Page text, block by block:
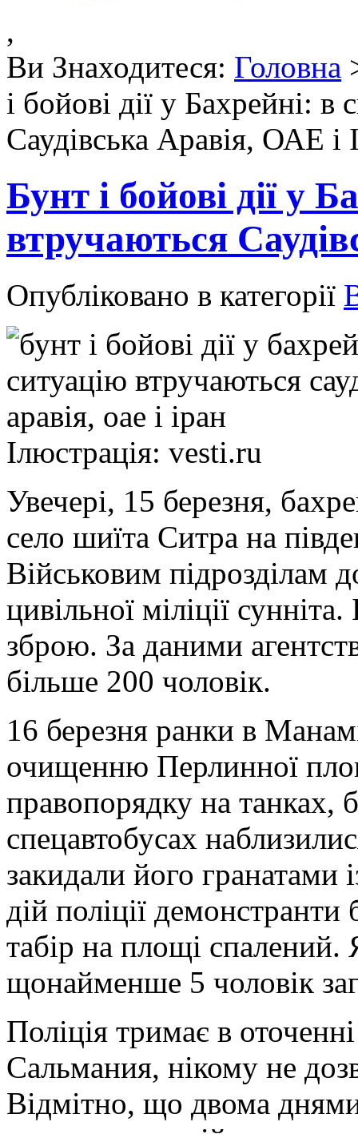
,
Ви Знаходитеся: Головна
і бойові дії у Бахрейні: в
Саудівська Аравія, ОАЕ і
Бунт і бойові дії у
втручаються
Опубліковано в категорії
Ілюстрація: vesti.ru
Увечері, 15 березня,
село шиїта Ситра на
Військовим підрозділам
цивільної міліції
зброю. За даними
більше 200 чоловік.
16 березня ранки в
очищенню Перлинної
правопорядку на танках,
спецавтобусах
закидали його гранатами
дій поліції демонстранти
табір на площі
щонайменше 5 чоловік
Поліція тримає в
Сальмания, нікому не
Відмітно, що двома